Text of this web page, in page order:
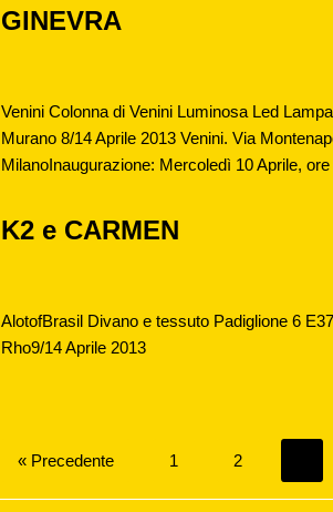
GINEVRA
Venini Colonna di Venini Luminosa Led
Murano 8/14 Aprile 2013 Venini. Via
MilanoInaugurazione: Mercoledì 10 Aprile,
K2 e CARMEN
AlotofBrasil Divano e tessuto Padiglione 6
Rho9/14 Aprile 2013
« Precedente 1 2